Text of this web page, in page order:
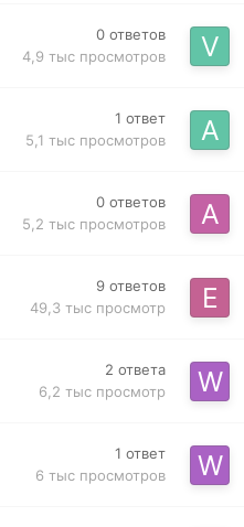
0 ответов
4,9 тыс просмотров
1 ответ
5,1 тыс просмотров
0 ответов
5,2 тыс просмотров
9 ответов
49,3 тыс просмотр
2 ответа
6,2 тыс просмотр
1 ответ
6 тыс просмотров